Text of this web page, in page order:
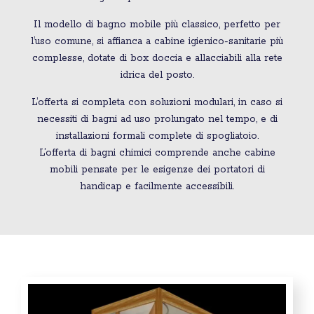
Il modello di bagno mobile più classico, perfetto per
l’uso comune, si affianca a cabine igienico-sanitarie più
complesse, dotate di box doccia e allacciabili alla rete
idrica del posto.
L’offerta si completa con soluzioni modulari, in caso si
necessiti di bagni ad uso prolungato nel tempo, e di
installazioni formali complete di spogliatoio.
L’offerta di bagni chimici comprende anche cabine
mobili pensate per le esigenze dei portatori di
handicap e facilmente accessibili.